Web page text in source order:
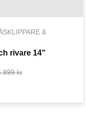
&
rivare 14"
899 kr